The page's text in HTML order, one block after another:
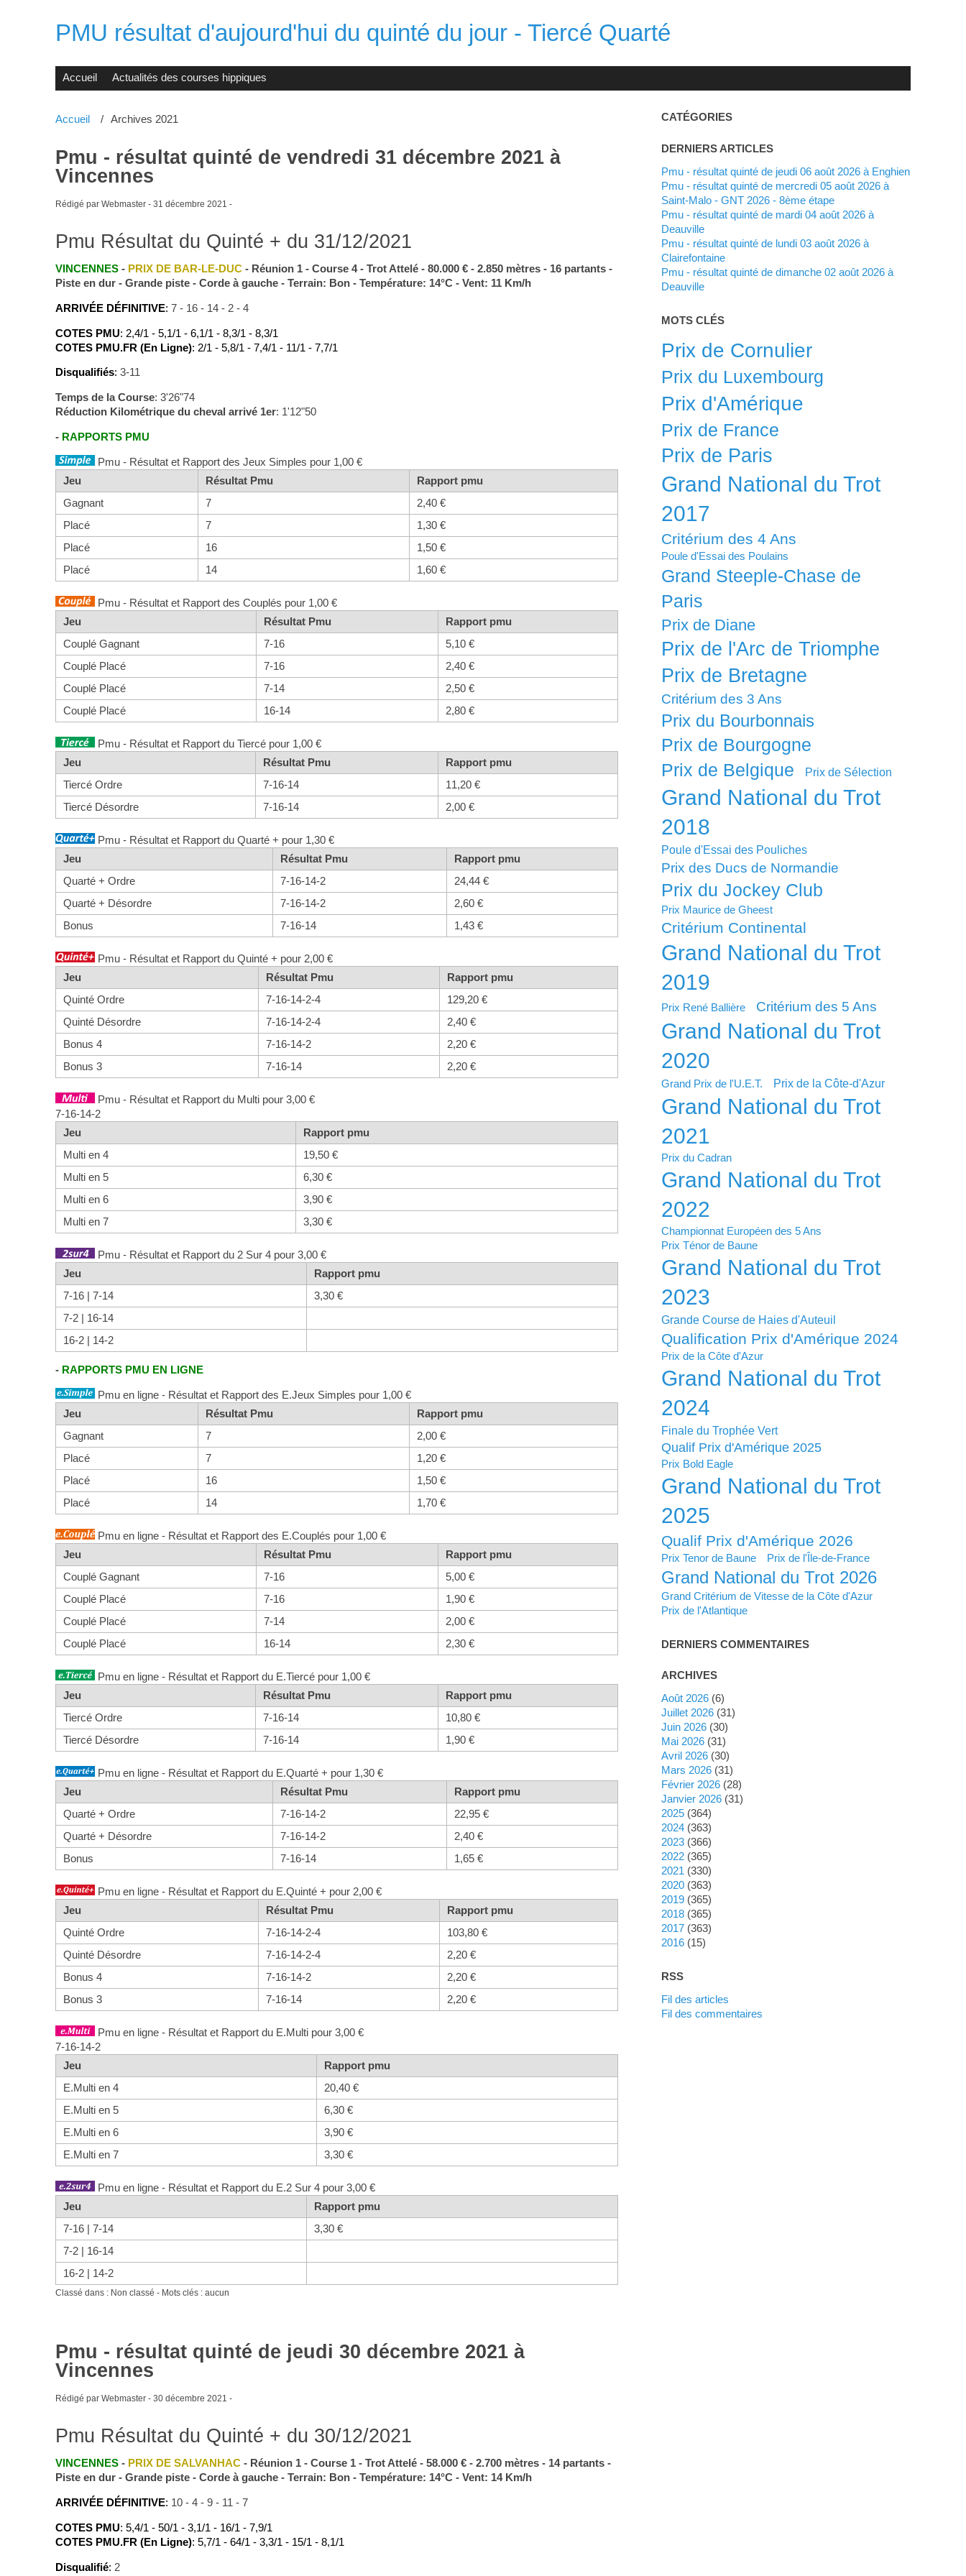
PMU résultat d'aujourd'hui du quinté du jour - Tiercé Quarté
Accueil Actualités des courses hippiques
Accueil Archives 2021
Pmu - résultat quinté de vendredi 31 décembre 2021 à
Vincennes
Rédigé par Webmaster - 31 décembre 2021 -
Pmu Résultat du Quinté + du 31/12/2021
VINCENNES- PRIX DE BAR-LE-DUC- Réunion 1 - Course 4 - Trot Attelé - 80.000 € - 2.850 mètres - 16 partants -
Piste en dur - Grande piste - Corde à gauche - Terrain: Bon - Température: 14°C - Vent: 11 Km/h
ARRIVÉE DÉFINITIVE: 7 - 16 - 14 - 2 - 4
COTES PMU: 2,4/1 - 5,1/1 - 6,1/1 - 8,3/1 - 8,3/1
COTES PMU.FR (En Ligne): 2/1 - 5,8/1 - 7,4/1 - 11/1 - 7,7/1
Disqualifiés: 3-11
Temps de la Course: 3'26"74
Réduction Kilométrique du cheval arrivé 1er: 1'12"50
- RAPPORTS PMU
Pmu - Résultat et Rapport des Jeux Simples pour 1,00 €
Jeu
Résultat Pmu
Rapport pmu
Gagnant
7
2,40 €
Placé
7
1,30 €
Placé
16
1,50 €
Placé
14 1,60 €
Pmu - Résultat et Rapport des Couplés pour 1,00 €
Jeu
Résultat Pmu
Rapport pmu
Couplé Gagnant
7-16
5,10 €
Couplé Placé
7-16
2,40 €
Couplé Placé
7-14
2,50 €
Couplé Placé
16-14 2,80 €
Pmu - Résultat et Rapport du Tiercé pour 1,00 €
Jeu
Résultat Pmu
Rapport pmu
Tiercé Ordre
7-16-14
11,20 €
Tiercé Désordre
7-16-14 2,00 €
Pmu - Résultat et Rapport du Quarté + pour 1,30 €
Jeu
Résultat Pmu
Rapport pmu
Quarté + Ordre
7-16-14-2
24,44 €
Quarté + Désordre
7-16-14-2
2,60 €
Bonus
7-16-14 1,43 €
Pmu - Résultat et Rapport du Quinté + pour 2,00 €
Jeu
Résultat Pmu
Rapport pmu
Quinté Ordre
7-16-14-2-4
129,20 €
Quinté Désordre
7-16-14-2-4
2,40 €
Bonus 4
7-16-14-2
2,20 €
Bonus 3
7-16-14 2,20 €
Pmu - Résultat et Rapport du Multi pour 3,00 €
7-16-14-2
Jeu
Rapport pmu
Multi en 4
19,50 €
Multi en 5
6,30 €
Multi en 6
3,90 €
Multi en 7
3,30 €
Pmu - Résultat et Rapport du 2 Sur 4 pour 3,00 €
Jeu
Rapport pmu
7-16 | 7-14
3,30 €
7-2 | 16-14
16-2 | 14-2
- RAPPORTS PMU EN LIGNE
Pmu en ligne - Résultat et Rapport des E.Jeux Simples pour 1,00 €
Jeu
Résultat Pmu
Rapport pmu
Gagnant
7
2,00 €
Placé
7
1,20 €
Placé
16
1,50 €
Placé
14 1,70 €
Pmu en ligne - Résultat et Rapport des E.Couplés pour 1,00 €
Jeu
Résultat Pmu
Rapport pmu
Couplé Gagnant
7-16
5,00 €
Couplé Placé
7-16
1,90 €
Couplé Placé
7-14
2,00 €
Couplé Placé
16-14 2,30 €
Pmu en ligne - Résultat et Rapport du E.Tiercé pour 1,00 €
Jeu
Résultat Pmu
Rapport pmu
Tiercé Ordre
7-16-14
10,80 €
Tiercé Désordre
7-16-14 1,90 €
Pmu en ligne - Résultat et Rapport du E.Quarté + pour 1,30 €
Jeu
Résultat Pmu
Rapport pmu
Quarté + Ordre
7-16-14-2
22,95 €
Quarté + Désordre
7-16-14-2
2,40 €
Bonus
7-16-14 1,65 €
Pmu en ligne - Résultat et Rapport du E.Quinté + pour 2,00 €
Jeu
Résultat Pmu
Rapport pmu
Quinté Ordre
7-16-14-2-4
103,80 €
Quinté Désordre
7-16-14-2-4
2,20 €
Bonus 4
7-16-14-2
2,20 €
Bonus 3
7-16-14 2,20 €
Pmu en ligne - Résultat et Rapport du E.Multi pour 3,00 €
7-16-14-2
Jeu
Rapport pmu
E.Multi en 4
20,40 €
E.Multi en 5
6,30 €
E.Multi en 6
3,90 €
E.Multi en 7
3,30 €
Pmu en ligne - Résultat et Rapport du E.2 Sur 4 pour 3,00 €
Jeu
Rapport pmu
7-16 | 7-14
3,30 €
7-2 | 16-14
16-2 | 14-2
Classé dans : Non classé - Mots clés : aucun
Pmu - résultat quinté de jeudi 30 décembre 2021 à
Vincennes
Rédigé par Webmaster - 30 décembre 2021 -
Pmu Résultat du Quinté + du 30/12/2021
VINCENNES- PRIX DE SALVANHAC- Réunion 1 - Course 1 - Trot Attelé - 58.000 € - 2.700 mètres - 14 partants -
Piste en dur - Grande piste - Corde à gauche - Terrain: Bon - Température: 14°C - Vent: 14 Km/h
ARRIVÉE DÉFINITIVE: 10 - 4 - 9 - 11 - 7
COTES PMU: 5,4/1 - 50/1 - 3,1/1 - 16/1 - 7,9/1
COTES PMU.FR (En Ligne): 5,7/1 - 64/1 - 3,3/1 - 15/1 - 8,1/1
Disqualifié: 2
CATÉGORIES
DERNIERS ARTICLES
Pmu - résultat quinté de jeudi 06 août 2026 à Enghien
Pmu - résultat quinté de mercredi 05 août 2026 à
Saint-Malo - GNT 2026 - 8ème étape
Pmu - résultat quinté de mardi 04 août 2026 à
Deauville
Pmu - résultat quinté de lundi 03 août 2026 à
Clairefontaine
Pmu - résultat quinté de dimanche 02 août 2026 à
Deauville
MOTS CLÉS
Prix de Cornulier
Prix du Luxembourg
Prix d'Amérique
Prix de France
Prix de Paris
Grand National du Trot
2017
Critérium des 4 Ans
Poule d'Essai des Poulains
Grand Steeple-Chase de
Paris
Prix de Diane
Prix de l'Arc de Triomphe
Prix de Bretagne
Critérium des 3 Ans
Prix du Bourbonnais
Prix de Bourgogne
Prix de Belgique
Prix de Sélection
Grand National du Trot
2018
Poule d'Essai des Pouliches
Prix des Ducs de Normandie
Prix du Jockey Club
Prix Maurice de Gheest
Critérium Continental
Grand National du Trot
2019
Prix René Ballière Critérium des 5 Ans
Grand National du Trot
2020
Grand Prix de l'U.E.T. Prix de la Côte-d'Azur
Grand National du Trot
2021
Prix du Cadran
Grand National du Trot
2022
Championnat Européen des 5 Ans
Prix Ténor de Baune
Grand National du Trot
2023
Grande Course de Haies d'Auteuil
Qualification Prix d'Amérique 2024
Prix de la Côte d'Azur
Grand National du Trot
2024
Finale du Trophée Vert
Qualif Prix d'Amérique 2025
Prix Bold Eagle
Grand National du Trot
2025
Qualif Prix d'Amérique 2026
Prix Tenor de Baune Prix de l'Île-de-France
Grand National du Trot 2026
Grand Critérium de Vitesse de la Côte d'Azur
Prix de l'Atlantique
DERNIERS COMMENTAIRES
ARCHIVES
août 2026 (6)
juillet 2026 (31)
juin 2026 (30)
mai 2026 (31)
avril 2026 (30)
mars 2026 (31)
février 2026 (28)
janvier 2026 (31)
2025 (364)
2024 (363)
2023 (366)
2022 (365)
2021 (330)
2020 (363)
2019 (365)
2018 (365)
2017 (363)
2016 (15)
RSS
Fil des articles
Fil des commentaires